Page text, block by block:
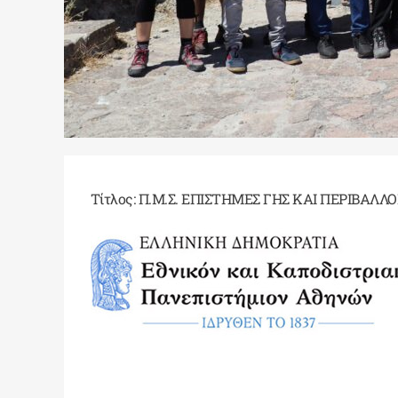
Τίτλος:Π.Μ.Σ. ΕΠΙΣΤΗΜΕΣ ΓΗΣ ΚΑΙ